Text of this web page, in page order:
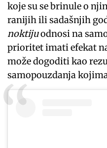
koje su se brinule o
ranijih ili sadašnjih
noktijuodnosi na
prioritet imati efekat
može dogoditi kao
samopouzdanja